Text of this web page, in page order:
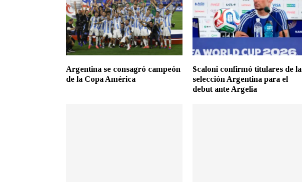
Argentina se consagró campeón
de la Copa América
Scaloni confirmó titulares de la
selección Argentina para el
debut ante Argelia